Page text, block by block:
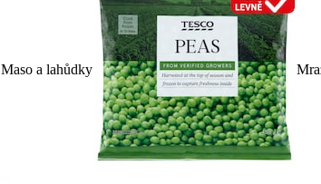
Maso a lahůdky